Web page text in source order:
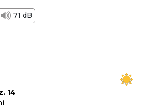
71 dB
14